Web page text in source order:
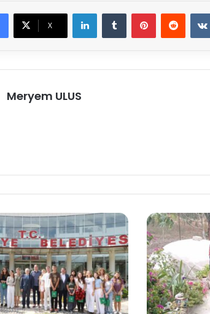
X
LinkedInTumblr PinterestReddit
Meryem ULUS